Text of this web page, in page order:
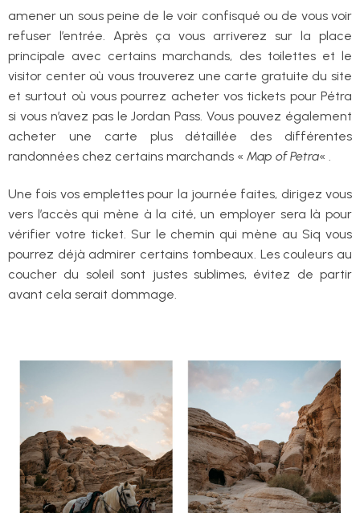
amener un sous peine de le voir confisqué ou de vous voir
refuser l’entrée. Après ça vous arriverez sur la place
principale avec certains marchands, des toilettes et le
visitor center où vous trouverez une carte gratuite du site
et surtout où vous pourrez acheter vos tickets pour Pétra
si vous n’avez pas le Jordan Pass. Vous pouvez également
acheter une carte plus détaillée des différentes
randonnées chez certains marchands « Map of Petra« .
Une fois vos emplettes pour la journée faites, dirigez vous
vers l’accès qui mène à la cité, un employer sera là pour
vérifier votre ticket. Sur le chemin qui mène au Siq vous
pourrez déjà admirer certains tombeaux. Les couleurs au
coucher du soleil sont justes sublimes, évitez de partir
avant cela serait dommage.